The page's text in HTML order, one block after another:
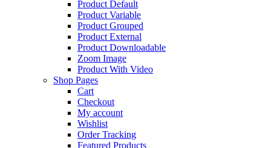
Product Default
Product Variable
Product Grouped
Product External
Product Downloadable
Zoom Image
Product With Video
Shop Pages
Cart
Checkout
My account
Wishlist
Order Tracking
Featured Products